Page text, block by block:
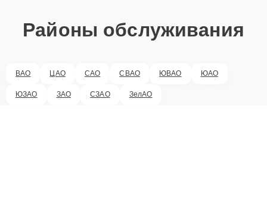
Районы обслуживания
ВАО ЦАО САО СВАО ЮВАО ЮАО
ЮЗАО ЗАО СЗАО ЗелАО